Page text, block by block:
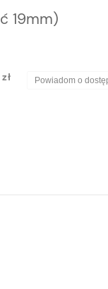
19mm)
Powiadom o